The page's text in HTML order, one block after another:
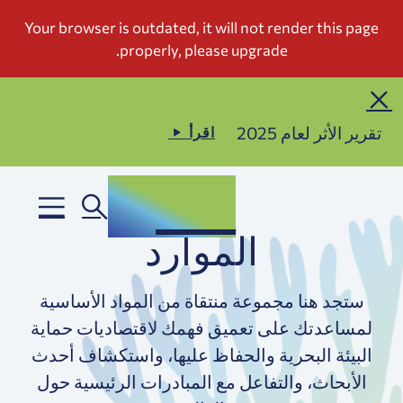
تقرير الأثر لعام 2025 اقرأ
الموارد
ستجد هنا مجموعة منتقاة من المواد الأساسية
لمساعدتك على تعميق فهمك لاقتصاديات حماية
البيئة البحرية والحفاظ عليها، واستكشاف أحدث
الأبحاث، والتفاعل مع المبادرات الرئيسية حول